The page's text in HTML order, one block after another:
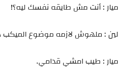
ميار : أنت مش طايقه نفسك ليه؟!
لين : ملهوش لازمه موضوع الميكب
ميار : طيب امشي قدامي.